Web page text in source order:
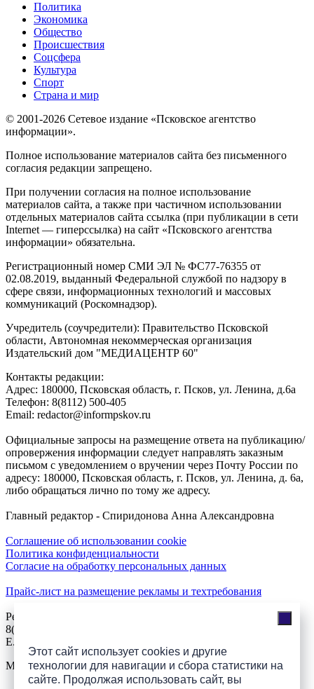
Этот сайт использует cookies и другие
технологии для навигации и сбора статистики на
сайте. Продолжая использовать сайт, вы
Политика
Экономика
Общество
Происшествия
Соцсфера
Культура
Спорт
Страна и мир
© 2001-2026 Сетевое издание «Псковское агентство
информации».
Полное использование материалов сайта без письменного
согласия редакции запрещено.
При получении согласия на полное использование
материалов сайта, а также при частичном использовании
отдельных материалов сайта ссылка (при публикации в сети
Internet — гиперссылка) на сайт «Псковского агентства
информации» обязательна.
Регистрационный номер СМИ ЭЛ № ФС77-76355 от
02.08.2019, выданный Федеральной службой по надзору в
сфере связи, информационных технологий и массовых
коммуникаций (Роскомнадзор).
Учредитель (соучредители): Правительство Псковской
области, Автономная некоммерческая организация
Издательский дом "МЕДИАЦЕНТР 60"
Контакты редакции:
Адреc: 180000, Псковская область, г. Псков, ул. Ленина, д.6а
Телефон: 8(8112) 500-405
Email: redactor@informpskov.ru
Официальные запросы на размещение ответа на публикацию/
опровержения информации следует направлять заказным
письмом с уведомлением о вручении через Почту России по
адресу: 180000, Псковская область, г. Псков, ул. Ленина, д. 6а,
либо обращаться лично по тому же адресу.
Главный редактор - Спиридонова Анна Александровна
Соглашение об использовании cookie
Политика конфиденциальности
Согласие на обработку персональных данных
Прайс-лист на размещение рекламы и техтребования
Реклама на сайте
8(921)508-52-62, телефон 8(8112) 500-131
E.Sezeikina@mhpsk.ru
Меню